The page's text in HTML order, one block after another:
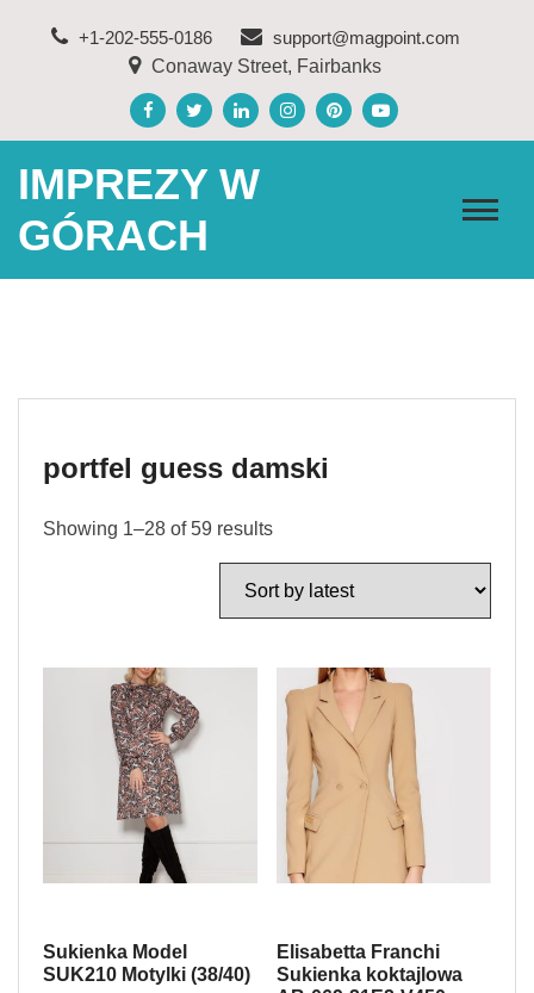
+1-202-555-0186
support@magpoint.com
Conaway Street, Fairbanks
IMPREZY W
GÓRACH
portfel guess damski
Showing 1–28 of 59 results
Sukienka Model
SUK210 Motylki (38/40)
Elisabetta Franchi
Sukienka koktajlowa